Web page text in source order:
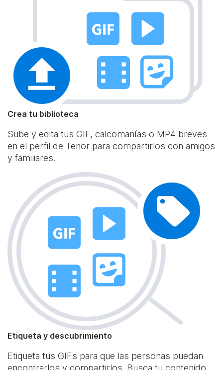
Crea tu biblioteca
Sube y edita tus GIF, calcomanías o MP4 breves
en el perfil de Tenor para compartirlos con amigos
y familiares.
Etiqueta y descubrimiento
Etiqueta tus GIFs para que las personas puedan
encontrarlos y compartirlos. Busca tu contenido